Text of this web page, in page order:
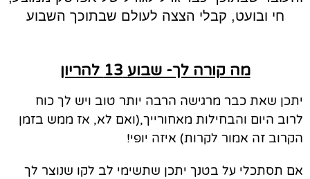
חי ובועט, קבלי הצצה לעולם שבתוכך השבוע
מה קורה לך- שבוע 13 להריון
יתכן שאת כבר מרגישה הרבה יותר טוב ויש לך כוח
לרוב היום והבחילות מאחורייך,(ואם לא, אז ממש בזמן
הקרוב זה אמור לקרות) איזה יופי!
אם תסתכלי על בטנך יתכן שתשימי לב לקו שנוצר לך